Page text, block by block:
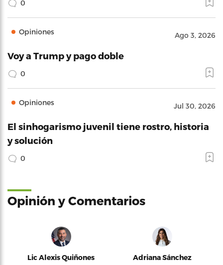
0
Opiniones Ago 3, 2026
Voy a Trump y pago doble
0
Opiniones Jul 30, 2026
El sinhogarismo juvenil tiene rostro, historia
y solución
0
Opinión y Comentarios
Lic Alexis Quiñones Adriana Sánchez